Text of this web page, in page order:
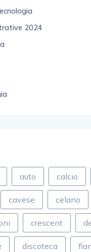
2024
auto calcio
cavese celano
crescent
discoteca